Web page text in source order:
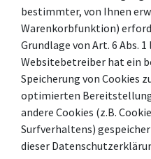
bestimmter, von Ihnen
Warenkorbfunktion)
Grundlage von Art. 6 Abs.
Websitebetreiber hat ein
Speicherung von Cookies
optimierten
andere Cookies (z.B.
Surfverhaltens)
dieser